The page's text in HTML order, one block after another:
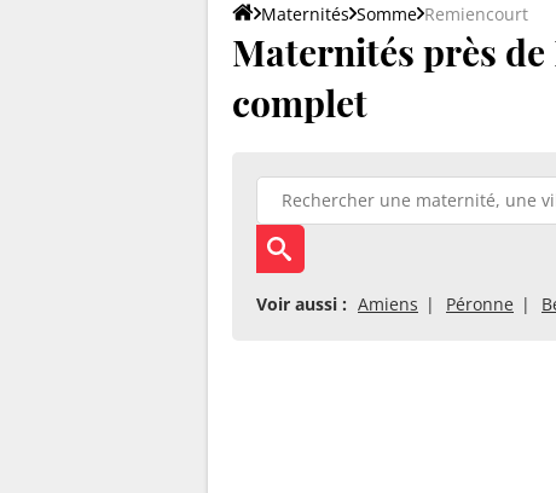
Maternités Somme Remiencourt
Maternités près
complet
Voir aussi : Amiens Péronne